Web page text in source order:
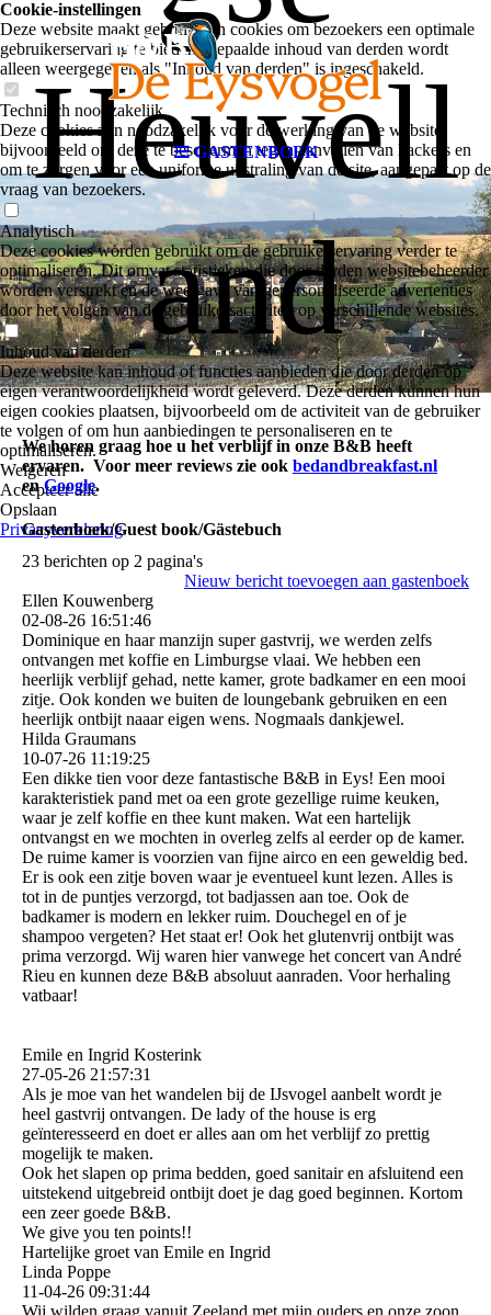
GASTENBOEK
Heuvell
and
We horen graag hoe u het verblijf in onze B&B heeft
ervaren. Voor meer reviews zie ook bedandbreakfast.nl
enGoogle.
Gastenboek/Guest book/Gästebuch
23 berichten op 2 pagina's
Nieuw bericht toevoegen aan gastenboek
Ellen Kouwenberg
02-08-26 16:51:46
Dominique en haar manzijn super gastvrij, we werden zelfs
ontvangen met koffie en Limburgse vlaai. We hebben een
heerlijk verblijf gehad, nette kamer, grote badkamer en een mooi
zitje. Ook konden we buiten de loungebank gebruiken en een
heerlijk ontbijt naaar eigen wens. Nogmaals dankjewel.
Hilda Graumans
10-07-26 11:19:25
Een dikke tien voor deze fantastische B&B in Eys! Een mooi
karakteristiek pand met oa een grote gezellige ruime keuken,
waar je zelf koffie en thee kunt maken. Wat een hartelijk
ontvangst en we mochten in overleg zelfs al eerder op de kamer.
De ruime kamer is voorzien van fijne airco en een geweldig bed.
Er is ook een zitje boven waar je eventueel kunt lezen. Alles is
tot in de puntjes verzorgd, tot badjassen aan toe. Ook de
badkamer is modern en lekker ruim. Douchegel en of je
shampoo vergeten? Het staat er! Ook het glutenvrij ontbijt was
prima verzorgd. Wij waren hier vanwege het concert van André
Rieu en kunnen deze B&B absoluut aanraden. Voor herhaling
vatbaar!
Emile en Ingrid Kosterink
27-05-26 21:57:31
Als je moe van het wandelen bij de IJsvogel aanbelt wordt je
heel gastvrij ontvangen. De lady of the house is erg
geïnteresseerd en doet er alles aan om het verblijf zo prettig
mogelijk te maken.
Ook het slapen op prima bedden, goed sanitair en afsluitend een
uitstekend uitgebreid ontbijt doet je dag goed beginnen. Kortom
een zeer goede B&B.
We give you ten points!!
Hartelijke groet van Emile en Ingrid
Linda Poppe
11-04-26 09:31:44
Cookie-instellingen
Deze website maakt gebruik van cookies om bezoekers een optimale
gebruikerservaring te bieden. Bepaalde inhoud van derden wordt
alleen weergegeven als "Inhoud van derden" is ingeschakeld.
Technisch noodzakelijk
Deze cookies zijn noodzakelijk voor de werking van de website,
bijvoorbeeld om deze te beschermen tegen aanvallen van hackers en
om te zorgen voor een uniforme uitstraling van de site, aangepast op de
vraag van bezoekers.
Analytisch
Deze cookies worden gebruikt om de gebruikerservaring verder te
optimaliseren. Dit omvat statistieken die door derden websitebeheerder
worden verstrekt en de weergave van gepersonaliseerde advertenties
door het volgen van de gebruikersactiviteit op verschillende websites.
Inhoud van derden
Deze website kan inhoud of functies aanbieden die door derden op
eigen verantwoordelijkheid wordt geleverd. Deze derden kunnen hun
eigen cookies plaatsen, bijvoorbeeld om de activiteit van de gebruiker
te volgen of om hun aanbiedingen te personaliseren en te
optimaliseren.
Weigeren
Accepteer alle
Opslaan
Privacyverklaring